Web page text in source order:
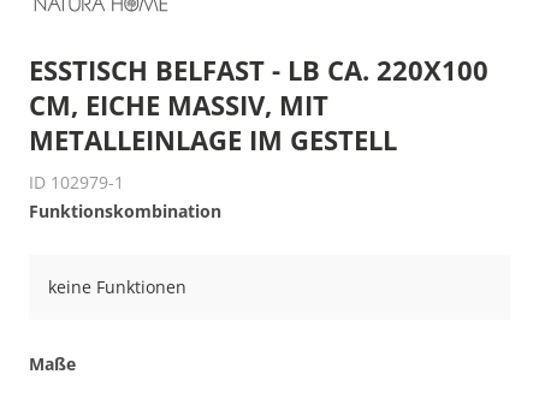
ESSTISCH BELFAST - LB CA. 220X100
CM, EICHE MASSIV, MIT
METALLEINLAGE IM GESTELL
ID 102979-1
Funktionskombination
keine Funktionen
Maße